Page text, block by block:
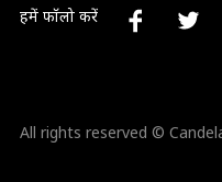
हमें फॉलो करें
All rights reserved ©